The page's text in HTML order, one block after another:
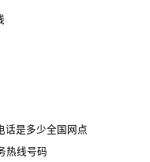
话是多少全国网点
热线号码